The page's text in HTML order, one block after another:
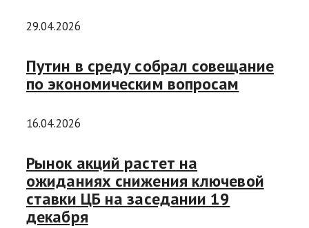
29.04.2026
Путин в среду собрал совещание
по экономическим вопросам
16.04.2026
Рынок акций растет на
ожиданиях снижения ключевой
ставки ЦБ на заседании 19
декабря